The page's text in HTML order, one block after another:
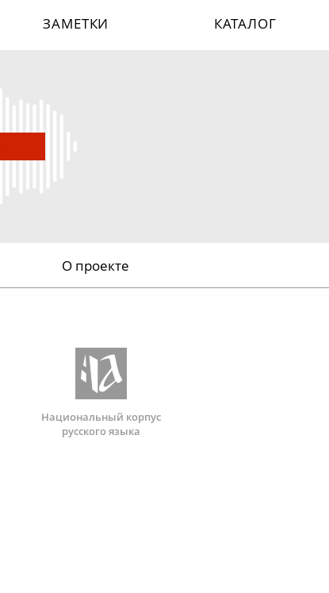
ЗАМЕТКИ КАТАЛОГ
О проекте
Национальный корпус
русского языка